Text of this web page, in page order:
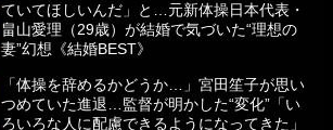
ていてほしいんだ」と…元新体操日本代表・
畠山愛理（29歳）が結婚で気づいた“理想の
妻”幻想《結婚BEST》
「体操を辞めるかどうか…」宮田笙子が思い
つめていた進退…監督が明かした“変化”「い
ろいろな人に配慮できるようになってきた」